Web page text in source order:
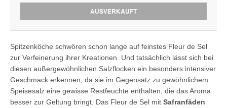
AUSVERKAUFT
Spitzenköche schwören schon lange auf feinstes Fleur de Sel
zur Verfeinerung ihrer Kreationen. Und tatsächlich lässt sich bei
diesen außergewöhnlichen Salzflocken ein besonders intensiver
Geschmack erkennen, da sie im Gegensatz zu gewöhnlichem
Speisesalz eine gewisse Restfeuchte enthalten, die das Aroma
besser zur Geltung bringt. Das Fleur de Sel mit Safranfäden